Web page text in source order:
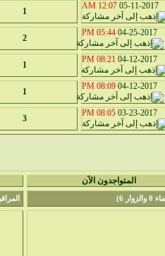
05-11-2017
12:07 AM
1
04-25-2017
05:44 PM
2
04-12-2017
08:21 PM
1
04-12-2017
08:09 PM
1
03-23-2017
08:05 PM
3
المتواجدون الآن